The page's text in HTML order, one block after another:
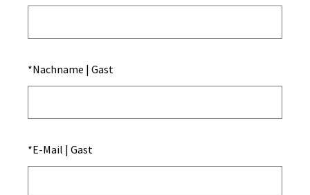
*Nachname | Gast
*E-Mail | Gast